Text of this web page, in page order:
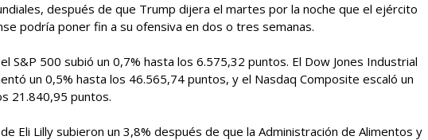
después de que Trump dijera el martes por la noche que el ejército
podría poner fin a su ofensiva en dos o tres semanas.
S&P 500 subió un 0,7% hasta los 6.575,32 puntos. El Dow Jones Industrial
un 0,5% hasta los 46.565,74 puntos, y el Nasdaq Composite escaló un
21.840,95 puntos.
Eli Lilly subieron un 3,8% después de que la Administración de Alimentos y